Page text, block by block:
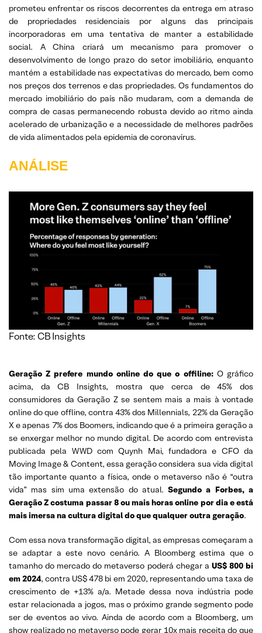
prometeu enfrentar os riscos decorrentes da entrega em atraso
de propriedades residenciais por alguns das principais
incorporadoras em uma tentativa de manter a estabilidade
social. A China criará um mecanismo para promover o
desenvolvimento de longo prazo do setor imobiliário, enquanto
mantém a estabilidade nas expectativas do mercado, bem como
nos preços dos terrenos e das propriedades. Os fundamentos do
mercado imobiliário do país não mudaram, com a demanda de
compra de casas permanecendo robusta devido ao ritmo ainda
acelerado de urbanização e a necessidade de melhores padrões
de vida alimentados pela epidemia de coronavírus.
ANÁLISE
Fonte: CB Insights
Geração Z prefere mundo online do que o offiline:O gráfico
acima, da CB Insights, mostra que cerca de 45% dos
consumidores da Geração Z se sentem mais a mais à vontade
online do que offline, contra 43% dos Millennials, 22% da Geração
X e apenas 7% dos Boomers, indicando que é a primeira geração a
se enxergar melhor no mundo digital. De acordo com entrevista
publicada pela WWD com Quynh Mai, fundadora e CFO da
Moving Image & Content, essa geração considera sua vida digital
tão importante quanto a física, onde o metaverso não é “outra
vida” mas sim uma extensão do atual.Segundo a Forbes, a
Geração Z costuma passar 8 ou mais horas online por dia e está
mais imersa na cultura digital do que qualquer outra geração.
Com essa nova transformação digital, as empresas começaram a
se adaptar a este novo cenário. A Bloomberg estima que o
tamanho do mercado do metaverso poderá chegar a US$ 800 bi
em 2024, contra US$ 478 bi em 2020, representando uma taxa de
crescimento de +13% a/a. Metade dessa nova indústria pode
estar relacionada a jogos, mas o próximo grande segmento pode
ser de eventos ao vivo. Ainda de acordo com a Bloomberg, um
show realizado no metaverso pode gerar 10x mais receita do que